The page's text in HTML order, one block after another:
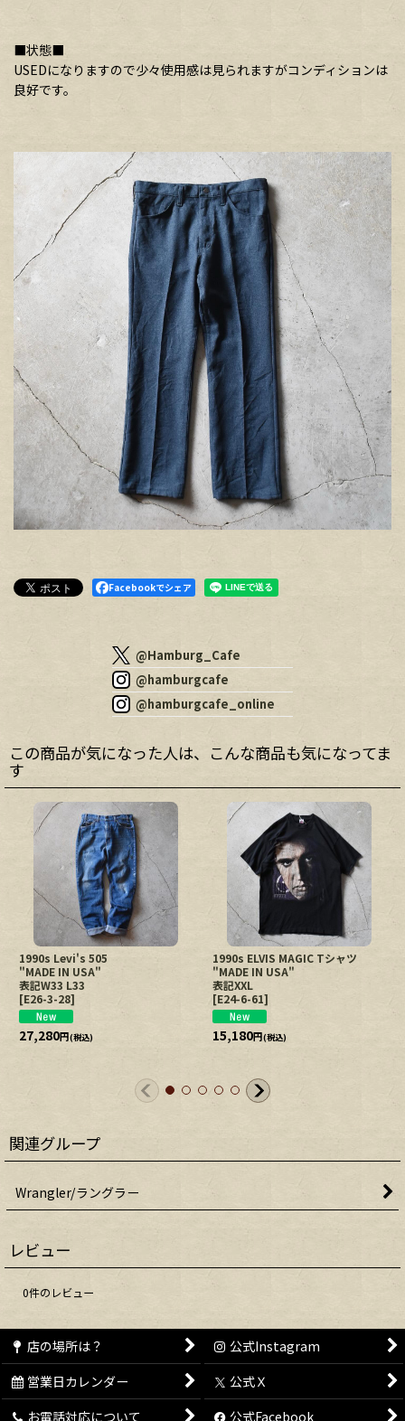
■状態■
USEDになりますので少々使用感は見られますがコンディションは
良好です。
Facebookでシェア
@Hamburg_Cafe
@hamburgcafe
@hamburgcafe_online
この商品が気になった人は、こんな商品も気になってま
す
1990s Levi's 505
"MADE IN USA"
表記W33 L33
[E26-3-28]
27,280円(税込)
1990s ELVIS MAGIC Tシャツ
"MADE IN USA"
表記XXL
[E24-6-61]
15,180円(税込)
関連グループ
Wrangler/ラングラー
レビュー
0件のレビュー
店の場所は？
公式Instagram
営業日カレンダー
公式Ｘ
お電話対応について
公式Facebook